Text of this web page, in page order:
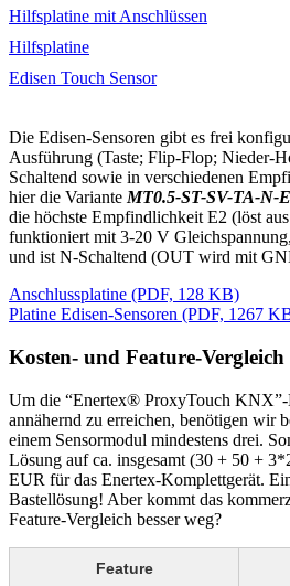
Hilfsplatine mit Anschlüssen
Hilfsplatine
Edisen Touch Sensor
Die Edisen-Sensoren gibt es frei
Ausführung (Taste; Flip-Flop; Nieder-
Schaltend sowie in verschiedenen
hier die Variante MT0.5-ST-SV-TA-N-
die höchste Empfindlichkeit E2 (löst
funktioniert mit 3-20 V
und ist N-Schaltend (OUT wird mit
Anschlussplatine (PDF, 128 KB)
Platine Edisen-Sensoren (PDF, 1267
Kosten- und Feature-Vergleich
Um die “Enertex® ProxyTouch
annähernd zu erreichen, benötigen wir
einem Sensormodul mindestens drei.
Lösung auf ca. insgesamt (30 + 50 +
EUR für das Enertex-Komplettgerät.
Bastellösung! Aber kommt das
Feature-Vergleich besser weg?
Feature